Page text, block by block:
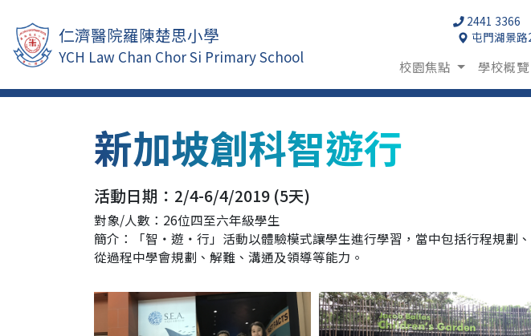
仁濟醫院羅陳楚思小學
YCH Law Chan Chor Si Primary School
2441 3366
屯門湖景路
校園焦點 學校概覽
新加坡創科智遊行
活動日期：2/4-6/4/2019 (5天)
對象/人數：26位四至六年級學生
簡介：「智‧遊‧行」活動以體驗模式讓學生進行學習，當中包括行程規劃
從過程中學會規劃、解難、溝通及領導等能力。